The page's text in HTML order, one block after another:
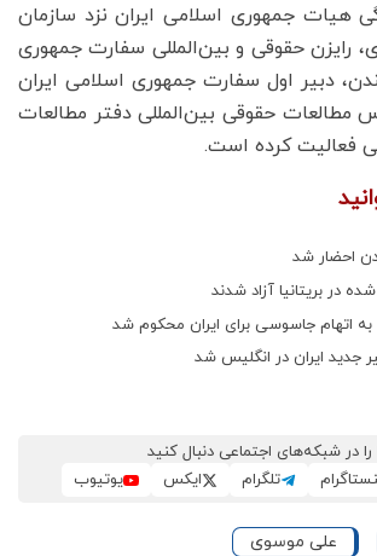
هیات جمهوری اسلامی ایران نزد سازمان
رایزن حقوقی و بین‌المللی سفارت جمهوری
دبیر اول سفارت جمهوری اسلامی ایران
مطالعات حقوقی بین‌المللی دفتر مطالعات
فعالیت کرده است.
احضار شد
در بریتانیا آزاد شدند
به اتهام جاسوسی برای ایران محکوم شد
جدید ایران در انگلیس شد
را در شبکه‌های اجتماعی دنبال کنید
تلگرام ایکس یوتیوب
علی موسوی